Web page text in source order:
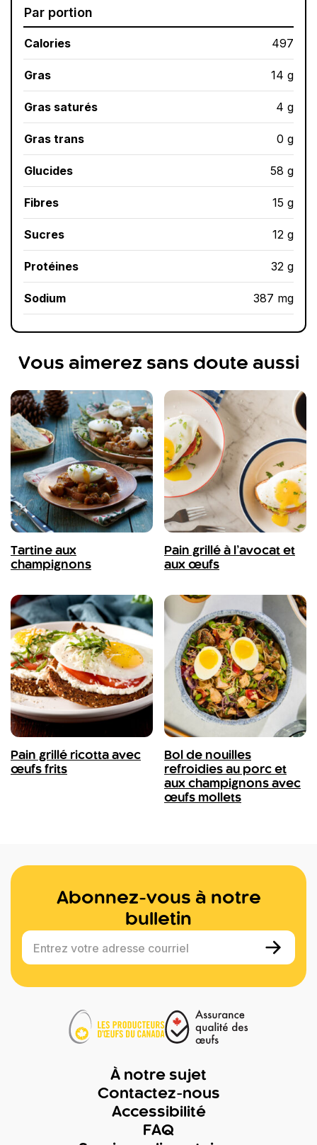
Par portion
Calories 497
Gras 14 g
Gras saturés 4 g
Gras trans 0 g
Glucides 58 g
Fibres 15 g
Sucres 12 g
Protéines 32 g
Sodium 387 mg
Vous aimerez sans doute aussi
Tartine aux
champignons
Pain grillé à l’avocat et
aux œufs
Pain grillé ricotta avec
œufs frits
Bol de nouilles
refroidies au porc et
aux champignons avec
œufs mollets
Abonnez-vous à notre
bulletin
Entrez votre adresse courriel
À notre sujet
Contactez-nous
Accessibilité
FAQ